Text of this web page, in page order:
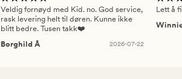
Veldig fornøyd med Kid. no. God service,
rask levering helt til døren. Kunne ikke
blitt bedre. Tusen takk❤️
Borghild Å
2026-07-22
Lett å